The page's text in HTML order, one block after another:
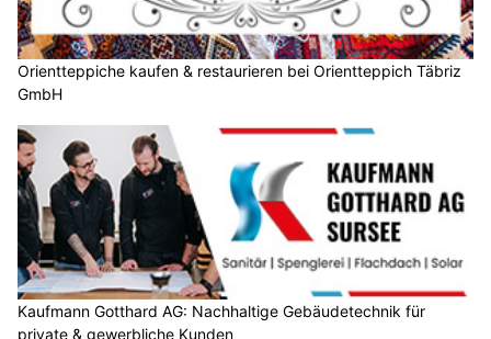
Orientteppiche kaufen & restaurieren bei Orientteppich Täbriz
GmbH
Kaufmann Gotthard AG: Nachhaltige Gebäudetechnik für
private & gewerbliche Kunden